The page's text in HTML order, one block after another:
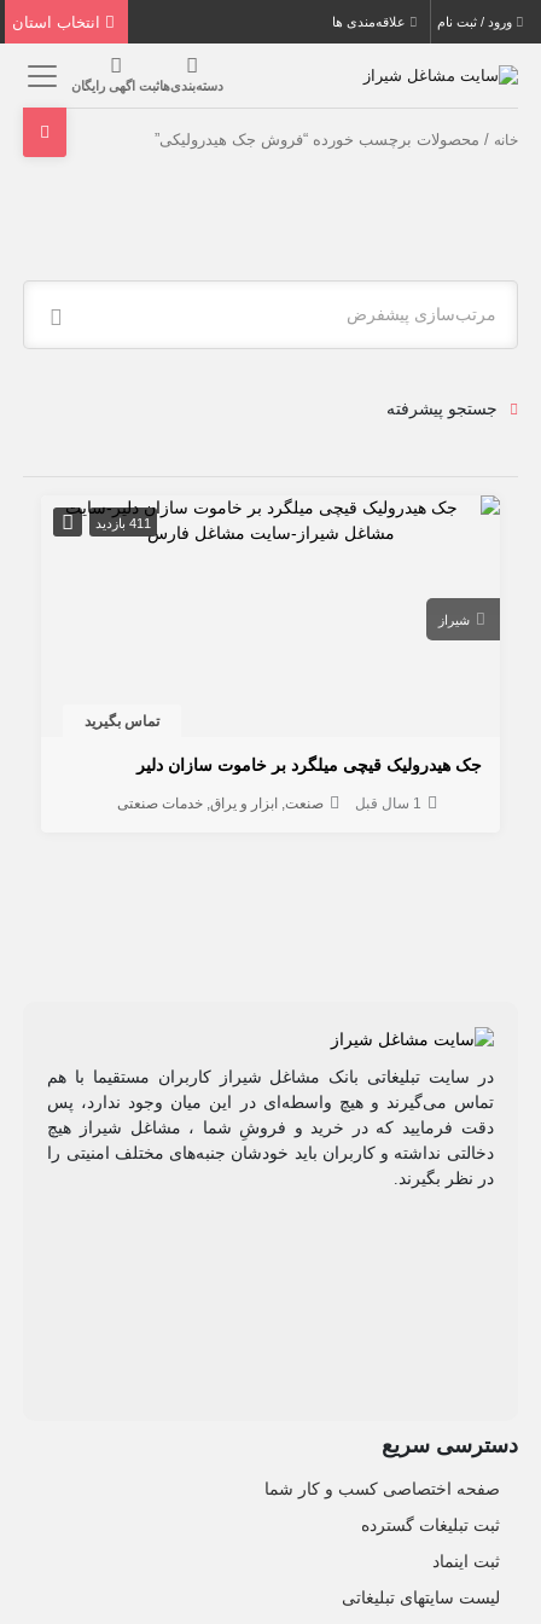
ورود / ثبت نام علاقه‌مندی ها
دسته‌بندی‌هاثبت اگهی رایگان
خانه / محصولات برچسب خورده “فروش جک هیدرولیکی”
مرتب‌سازی پیشفرض
جستجو پیشرفته
411 بازدید
شیراز
تماس بگیرید
جک هیدرولیک قيچی میلگرد بر خاموت سازان دلیر
1 سال قبل صنعت ابزار و یراق خدمات صنعتی
در سایت تبلیغاتی بانک مشاغل شیراز کاربران مستقیما با هم
تماس می‌گیرند و هیچ واسطه‌ای در این میان وجود ندارد، پس
دقت فرمایید که در خرید و فروشِ شما ، مشاغل شیراز هیچ
دخالتی نداشته و کاربران باید خودشان جنبه‌های مختلف امنیتی را
در نظر بگیرند.
دسترسی سریع
صفحه اختصاصی کسب و کار شما
ثبت تبلیغات گسترده
ثبت اینماد
لیست سایتهای تبلیغاتی